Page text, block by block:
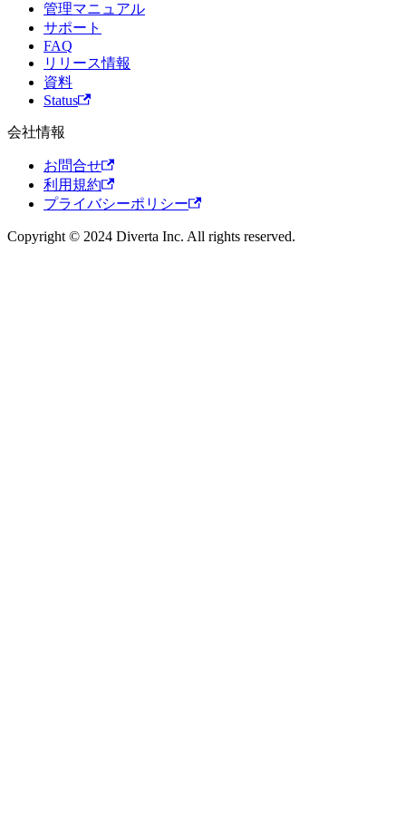
管理マニュアル
サポート
FAQ
リリース情報
資料
Status
会社情報
お問合せ
利用規約
プライバシーポリシー
Copyright © 2024 Diverta Inc. All rights reserved.